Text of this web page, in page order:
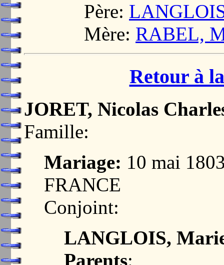
Père:
Mère: RABEL,
Retour à
JORET, Nicolas
Famille:
Mariage: 10 mai
FRANCE
Conjoint:
LANGLOIS,
Parents: